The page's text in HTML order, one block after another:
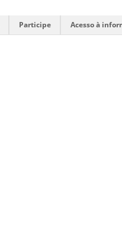
Participe Acesso à